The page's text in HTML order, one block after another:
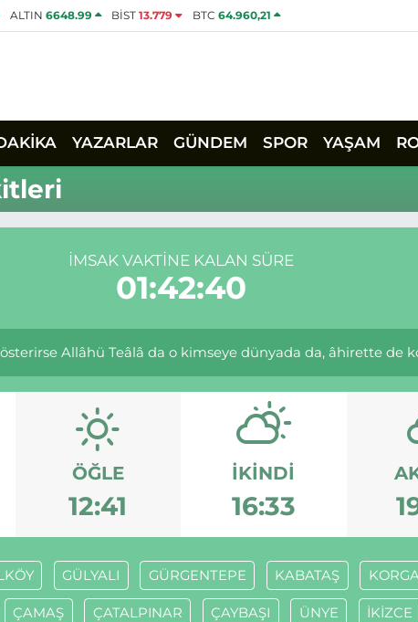
ALTIN 6648.99 BİST13.779 BTC 64.960,21
YAZARLAR GÜNDEM SPOR YAŞAM
İMSAK VAKTINE KALAN SÜRE
01:42:40
Allâhü Teâlâ da o kimseye dünyada da, âhirette de
ÖĞLE
12:41
İKINDI
16:33
GÜLYALI GÜRGENTEPE KABATAŞ
ÇAMAŞ ÇATALPINAR ÇAYBAŞI ÜNYE İKİZCE